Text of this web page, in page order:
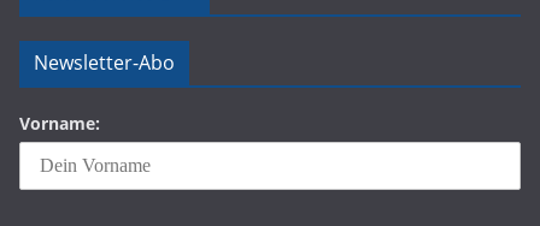
Newsletter-Abo
Vorname: